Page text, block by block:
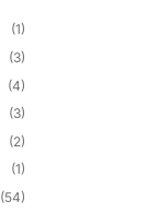
(1)
(3)
(4)
(3)
(2)
(1)
(54)